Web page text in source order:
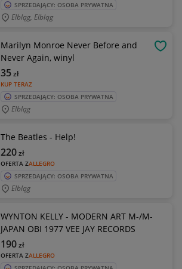
SPRZEDAJĄCY: OSOBA PRYWATNA
Elbląg, Elbląg
Marilyn Monroe Never Before and
Never Again, winyl
KUP TERAZ
35zł
SPRZEDAJĄCY: OSOBA PRYWATNA
Elbląg
The Beatles - Help!
OFERTA ZALLEGRO
220zł
SPRZEDAJĄCY: OSOBA PRYWATNA
Elbląg
WYNTON KELLY - MODERN ART M-/M-
JAPAN OBI 1977 VEE JAY RECORDS
OFERTA ZALLEGRO
190zł